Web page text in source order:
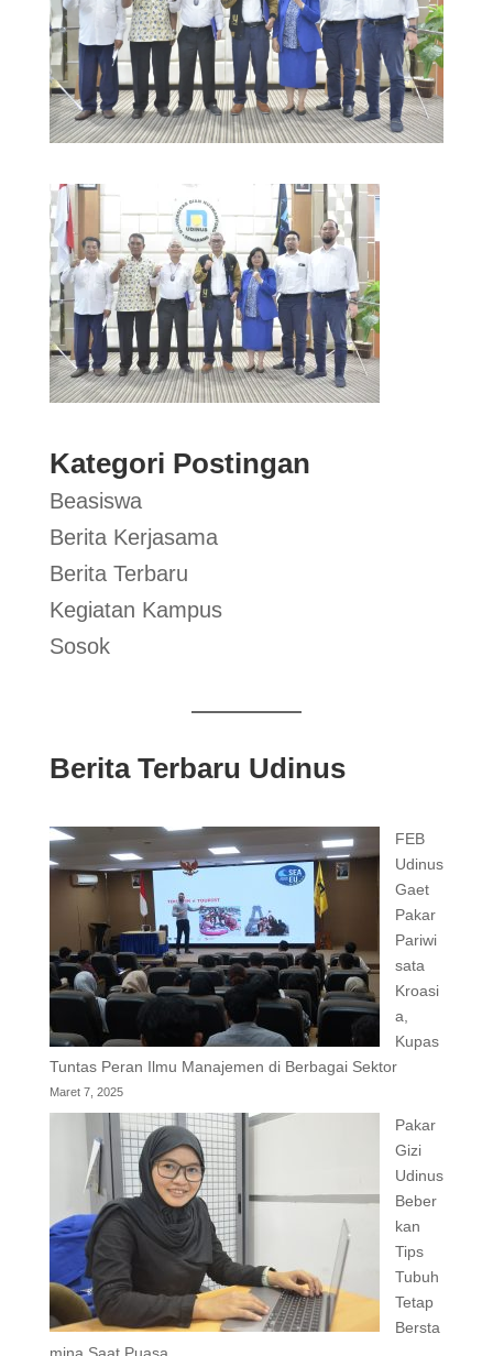
Kategori Postingan
Beasiswa
Berita Kerjasama
Berita Terbaru
Kegiatan Kampus
Sosok
Berita Terbaru Udinus
FEB
Udinus
Gaet
Pakar
Pariwi
sata
Kroasi
a,
Kupas
Tuntas Peran Ilmu Manajemen di Berbagai Sektor
Maret 7, 2025
Pakar
Gizi
Udinus
Beber
kan
Tips
Tubuh
Tetap
Bersta